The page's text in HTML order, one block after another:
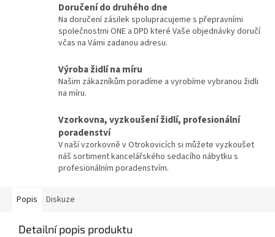
Doručení do druhého dne
Na doručení zásilek spolupracujeme s přepravními
společnostmi ONE a DPD které Vaše objednávky doručí
včas na Vámi zadanou adresu.
Výroba židlí na míru
Našim zákazníkům poradíme a vyrobíme vybranou židli
na míru.
Vzorkovna, vyzkoušení židlí, profesionální
poradenství
V naší vzorkovně v Otrokovicích si můžete vyzkoušet
náš sortiment kancelářského sedacího nábytku s
profesionálním poradenstvím.
Popis Diskuze
Detailní popis produktu